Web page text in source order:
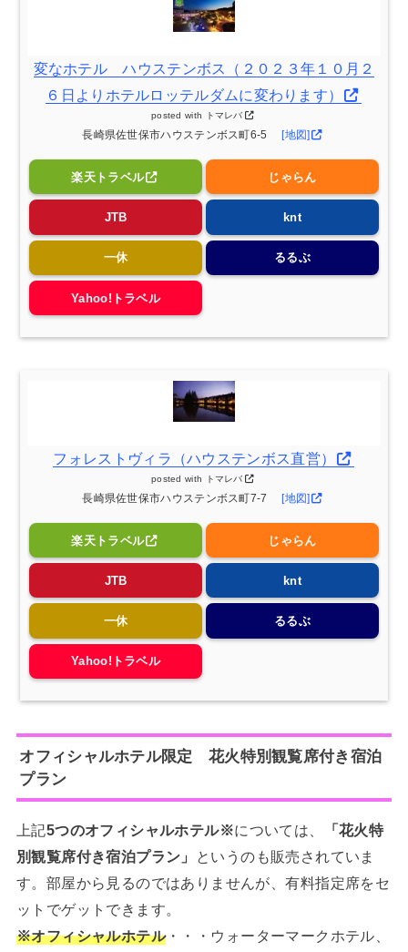
変なホテル ハウステンボス（２０２３年１０月２
６日よりホテルロッテルダムに変わります）
posted with トマレバ
長崎県佐世保市ハウステンボス町6-5 [地図]
楽天トラベル じゃらん
JTB knt
一休 るるぶ
Yahoo!トラベル
フォレストヴィラ（ハウステンボス直営）
posted with トマレバ
長崎県佐世保市ハウステンボス町7-7[地図]
楽天トラベル じゃらん
JTB knt
一休 るるぶ
Yahoo!トラベル
オフィシャルホテル限定 花火特別観覧席付き宿泊
プラン
上記5つのオフィシャルホテル※については、
「花火特
別観覧席付き宿泊プラン」
というのも販売されていま
す。部屋から見るのではありませんが、有料指定席をセ
ットでゲットできます。
※オフィシャルホテル・・・ウォーターマークホテル、